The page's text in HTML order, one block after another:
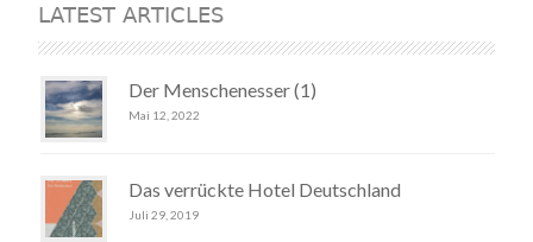
LATEST ARTICLES
Der Menschenesser (1)
Mai 12, 2022
Das verrückte Hotel Deutschland
Juli 29, 2019